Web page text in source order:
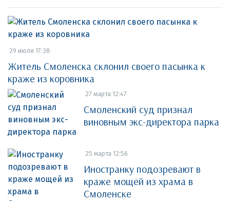
29 июля 17:38
Житель Смоленска склонил своего пасынка к
краже из коровника
27 марта 12:47
Смоленский суд признал
виновным экс-директора парка
25 марта 12:56
Иностранку подозревают в
краже мощей из храма в
Смоленске